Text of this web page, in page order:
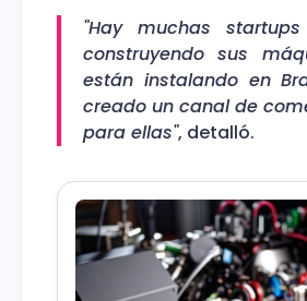
"Hay muchas
construyendo sus
están instalando en
creado un canal de
para ellas", detalló.